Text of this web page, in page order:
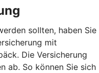
sollten, haben Sie
mit
Die Versicherung
ab. So können Sie sich